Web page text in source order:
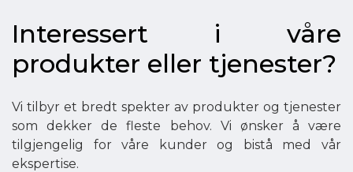
Interessert i våre
produkter eller tjenester?
Vi tilbyr et bredt spekter av produkter og tjenester
som dekker de fleste behov. Vi ønsker å være
tilgjengelig for våre kunder og bistå med vår
ekspertise.